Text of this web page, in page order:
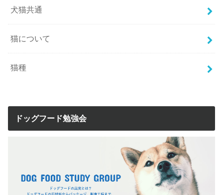
犬猫共通
猫について
猫種
ドッグフード勉強会